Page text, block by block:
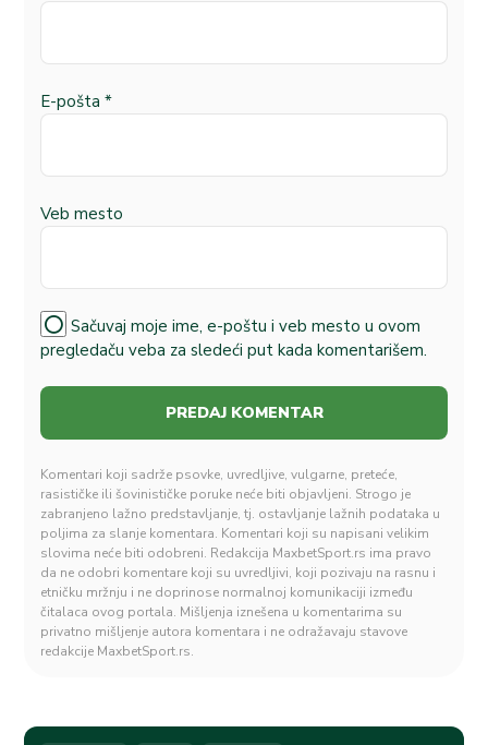
E-pošta *
Veb mesto
Sačuvaj moje ime, e-poštu i veb mesto u ovom
pregledaču veba za sledeći put kada komentarišem.
Komentari koji sadrže psovke, uvredljive, vulgarne, preteće,
rasističke ili šovinističke poruke neće biti objavljeni. Strogo je
zabranjeno lažno predstavljanje, tj. ostavljanje lažnih podataka u
poljima za slanje komentara. Komentari koji su napisani velikim
slovima neće biti odobreni. Redakcija MaxbetSport.rs ima pravo
da ne odobri komentare koji su uvredljivi, koji pozivaju na rasnu i
etničku mržnju i ne doprinose normalnoj komunikaciji između
čitalaca ovog portala. Mišljenja iznešena u komentarima su
privatno mišljenje autora komentara i ne odražavaju stavove
redakcije MaxbetSport.rs.